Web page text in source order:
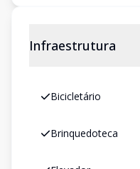
Infraestrutura
Bicicletário
Brinquedoteca